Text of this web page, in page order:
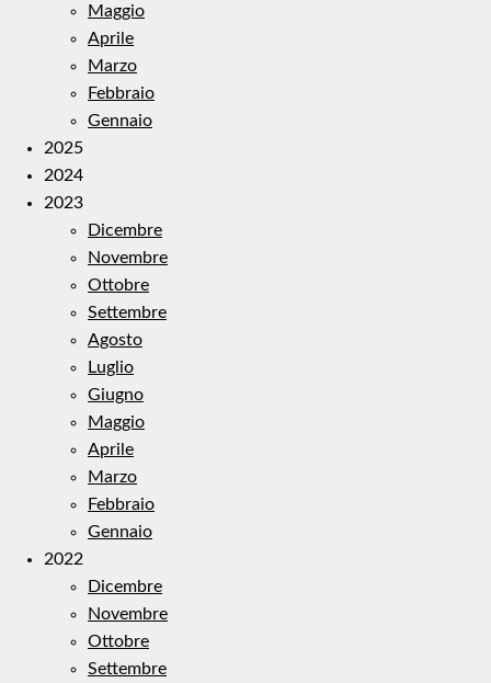
Maggio
Aprile
Marzo
Febbraio
Gennaio
2025
2024
2023
Dicembre
Novembre
Ottobre
Settembre
Agosto
Luglio
Giugno
Maggio
Aprile
Marzo
Febbraio
Gennaio
2022
Dicembre
Novembre
Ottobre
Settembre